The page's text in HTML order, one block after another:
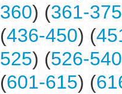
360) (361-375
(436-450) (
525) (526-540
(601-615) (